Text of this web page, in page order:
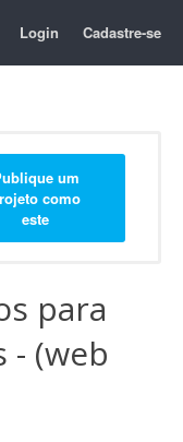
Login Cadastre-se
um
como
este
para
- (web